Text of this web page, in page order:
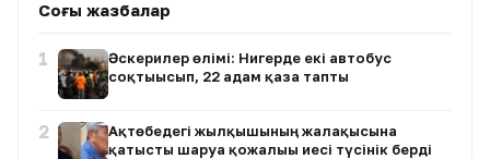
Соңғы жазбалар
1
Әскерилер өлімі: Нигерде екі автобус
соқтығысып, 22 адам қаза тапты
2
Ақтөбедегі жылқышының жалақысына
қатысты шаруа қожалығы иесі түсінік берді